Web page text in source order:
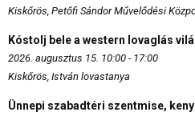
Kiskőrös, Petőfi Sándor Művelődési
Kóstolj bele a western lovaglás
2026. augusztus 15. 10:00 - 17:00
Kiskőrös, István lovastanya
Ünnepi szabadtéri szentmise,